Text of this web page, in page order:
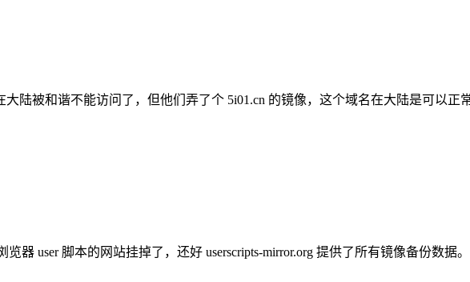
大陆被和谐不能访问了，但他们弄了个 5i01.cn 的镜像，这个域名在大陆是可以正
览器 user 脚本的网站挂掉了，还好 userscripts-mirror.org 提供了所有镜像备份数据。